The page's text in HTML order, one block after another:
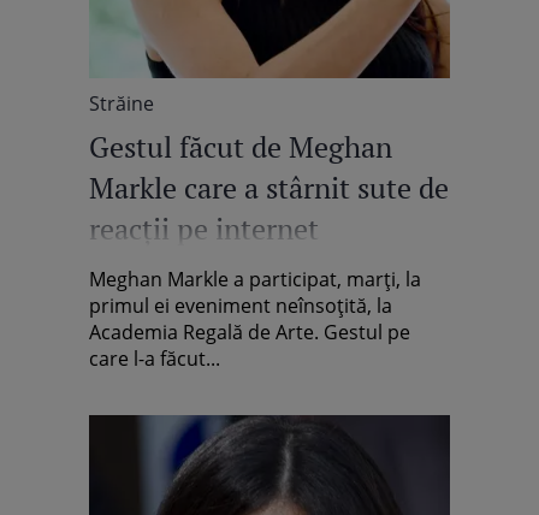
Străine
Gestul făcut de Meghan
Markle care a stârnit sute de
reacții pe internet
Meghan Markle a participat, marți, la
primul ei eveniment neînsoțită, la
Academia Regală de Arte. Gestul pe
care l-a făcut...